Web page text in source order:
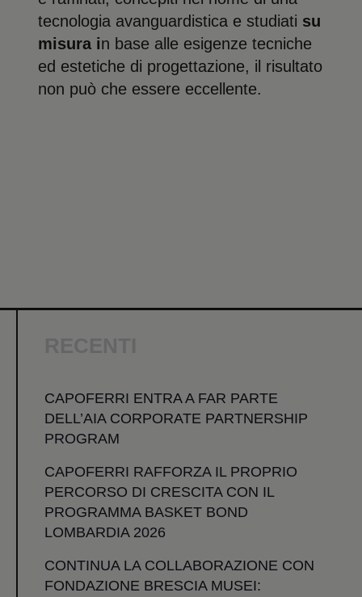
tecnologia avanguardistica e studiati su
misura in base alle esigenze tecniche
ed estetiche di progettazione, il risultato
non può che essere eccellente.
CAPOFERRI ENTRA A FAR PARTE
DELL’AIA CORPORATE PARTNERSHIP
PROGRAM
CAPOFERRI RAFFORZA IL PROPRIO
PERCORSO DI CRESCITA CON IL
PROGRAMMA BASKET BOND
LOMBARDIA 2026
CONTINUA LA COLLABORAZIONE CON
FONDAZIONE BRESCIA MUSEI: